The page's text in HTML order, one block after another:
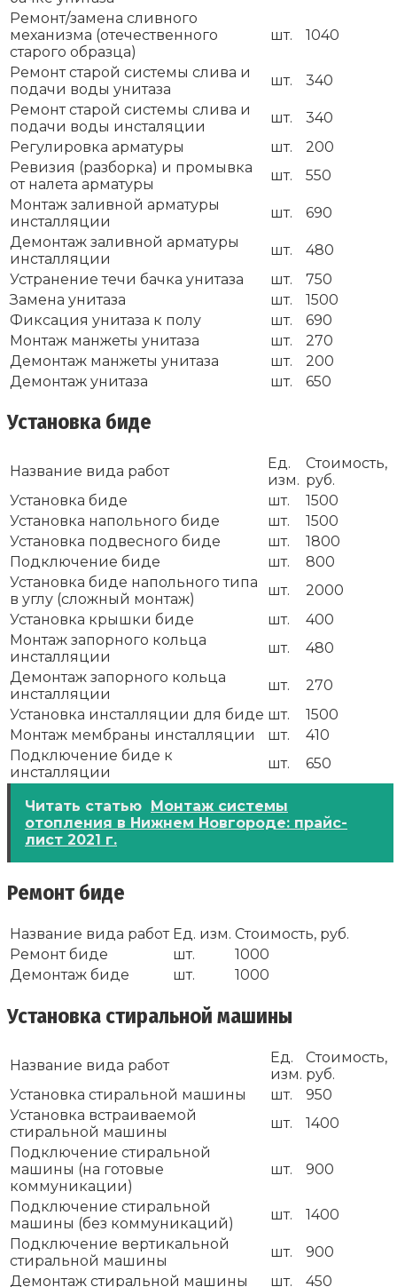
Ремонт/замена сливного
механизма (отечественного
старого образца)
шт. 1040
Ремонт старой системы слива и
подачи воды унитаза
шт.
340
Ремонт старой системы слива и
подачи воды инсталяции
шт.
340
Регулировка арматуры
шт.
200
Ревизия (разборка) и промывка
от налета арматуры
шт.
550
Монтаж заливной арматуры
инсталляции
шт.
690
Демонтаж заливной арматуры
инсталляции
шт.
480
Устранение течи бачка унитаза
шт.
750
Замена унитаза
шт.
1500
Фиксация унитаза к полу
шт.
690
Монтаж манжеты унитаза
шт.
270
Демонтаж манжеты унитаза
шт.
200
Демонтаж унитаза
шт. 650
Установка биде
Название вида работ
Ед.
изм.
Стоимость,
руб.
Установка биде
шт.
1500
Установка напольного биде
шт.
1500
Установка подвесного биде
шт.
1800
Подключение биде
шт.
800
Установка биде напольного типа
в углу (сложный монтаж)
шт.
2000
Установка крышки биде
шт.
400
Монтаж запорного кольца
инсталляции
шт.
480
Демонтаж запорного кольца
инсталляции
шт.
270
Установка инсталляции для биде шт.
1500
Монтаж мембраны инсталляции
шт.
410
Подключение биде к
инсталляции
шт. 650
Читать статью
Монтаж системы
отопления в Нижнем Новгороде: прайс-
лист 2021 г.
Ремонт биде
Название вида работ Ед. изм. Стоимость, руб.
Ремонт биде
шт.
1000
Демонтаж биде
шт. 1000
Установка стиральной машины
Название вида работ
Ед.
изм.
Стоимость,
руб.
Установка стиральной машины
шт.
950
Установка встраиваемой
стиральной машины
шт.
1400
Подключение стиральной
машины (на готовые
коммуникации)
шт. 900
Подключение стиральной
машины (без коммуникаций)
шт.
1400
Подключение вертикальной
стиральной машины
шт.
900
Демонтаж стиральной машины
шт.
450